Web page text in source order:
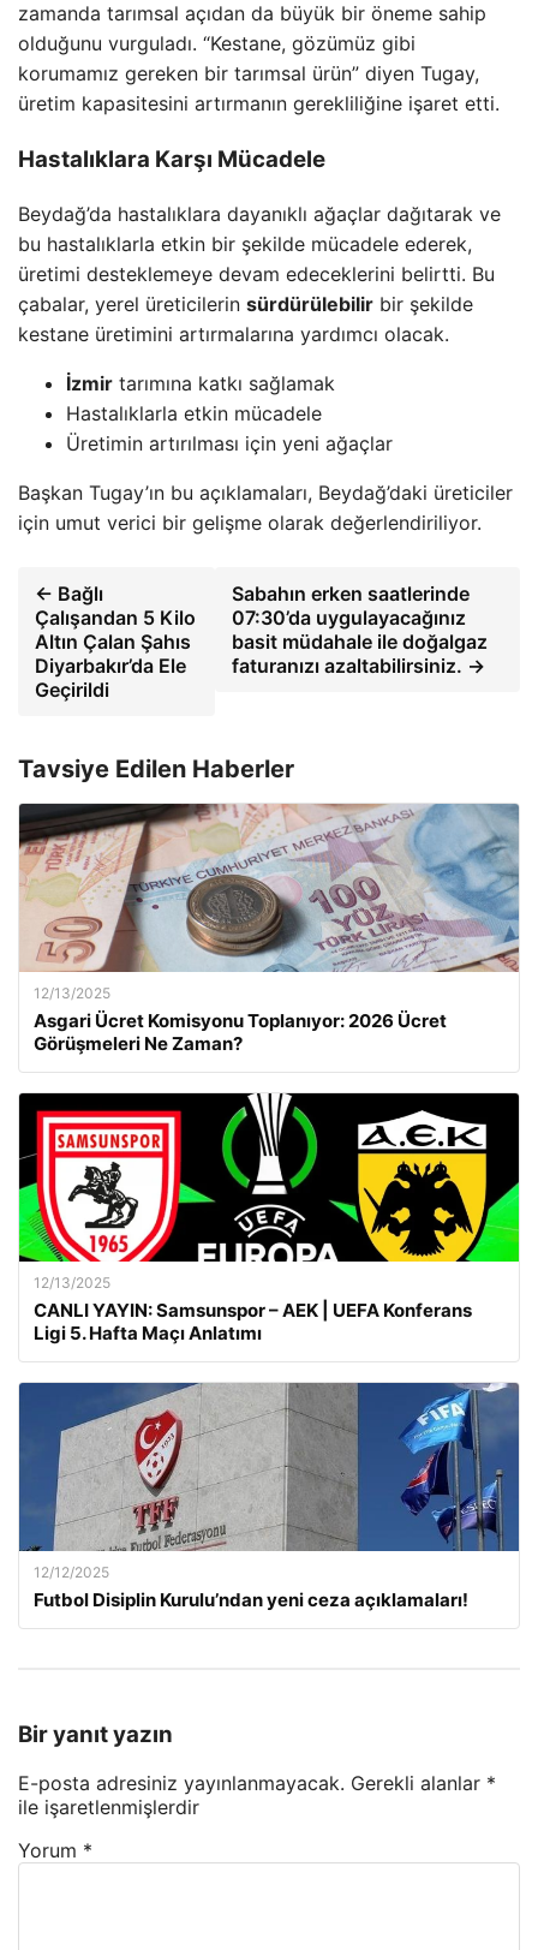
zamanda tarımsal açıdan da büyük bir öneme sahip
olduğunu vurguladı. “Kestane, gözümüz gibi
korumamız gereken bir tarımsal ürün” diyen Tugay,
üretim kapasitesini artırmanın gerekliliğine işaret etti.
Hastalıklara Karşı Mücadele
Beydağ’da hastalıklara dayanıklı ağaçlar dağıtarak ve
bu hastalıklarla etkin bir şekilde mücadele ederek,
üretimi desteklemeye devam edeceklerini belirtti. Bu
çabalar, yerel üreticilerin sürdürülebilir bir şekilde
kestane üretimini artırmalarına yardımcı olacak.
İzmir tarımına katkı sağlamak
Hastalıklarla etkin mücadele
Üretimin artırılması için yeni ağaçlar
Başkan Tugay’ın bu açıklamaları, Beydağ’daki üreticiler
için umut verici bir gelişme olarak değerlendiriliyor.
← Bağlı
Çalışandan 5 Kilo
Altın Çalan Şahıs
Diyarbakır’da Ele
Geçirildi
Sabahın erken saatlerinde
07:30’da uygulayacağınız
basit müdahale ile doğalgaz
faturanızı azaltabilirsiniz. →
Tavsiye Edilen Haberler
12/13/2025
Asgari Ücret Komisyonu Toplanıyor: 2026 Ücret
Görüşmeleri Ne Zaman?
12/13/2025
CANLI YAYIN: Samsunspor – AEK | UEFA Konferans
Ligi 5. Hafta Maçı Anlatımı
12/12/2025
Futbol Disiplin Kurulu’ndan yeni ceza açıklamaları!
Bir yanıt yazın
E-posta adresiniz yayınlanmayacak. Gerekli alanlar *
ile işaretlenmişlerdir
Yorum *